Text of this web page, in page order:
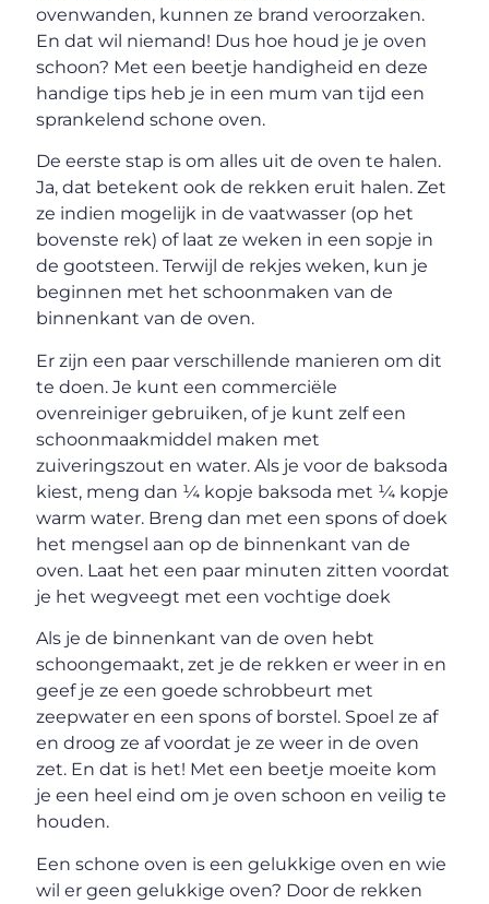
ovenwanden, kunnen ze brand veroorzaken.
En dat wil niemand! Dus hoe houd je je oven
schoon? Met een beetje handigheid en deze
handige tips heb je in een mum van tijd een
sprankelend schone oven.
De eerste stap is om alles uit de oven te halen.
Ja, dat betekent ook de rekken eruit halen. Zet
ze indien mogelijk in de vaatwasser (op het
bovenste rek) of laat ze weken in een sopje in
de gootsteen. Terwijl de rekjes weken, kun je
beginnen met het schoonmaken van de
binnenkant van de oven.
Er zijn een paar verschillende manieren om dit
te doen. Je kunt een commerciële
ovenreiniger gebruiken, of je kunt zelf een
schoonmaakmiddel maken met
zuiveringszout en water. Als je voor de baksoda
kiest, meng dan ¼ kopje baksoda met ¼ kopje
warm water. Breng dan met een spons of doek
het mengsel aan op de binnenkant van de
oven. Laat het een paar minuten zitten voordat
je het wegveegt met een vochtige doek
Als je de binnenkant van de oven hebt
schoongemaakt, zet je de rekken er weer in en
geef je ze een goede schrobbeurt met
zeepwater en een spons of borstel. Spoel ze af
en droog ze af voordat je ze weer in de oven
zet. En dat is het! Met een beetje moeite kom
je een heel eind om je oven schoon en veilig te
houden.
Een schone oven is een gelukkige oven en wie
wil er geen gelukkige oven? Door de rekken